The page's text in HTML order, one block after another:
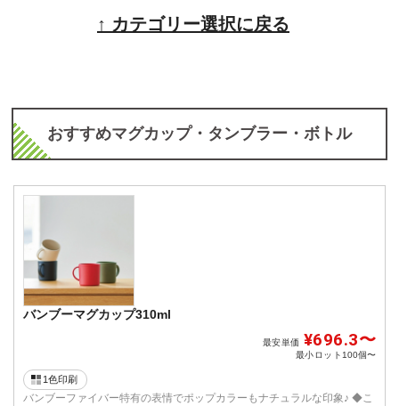
↑ カテゴリー選択に戻る
おすすめマグカップ・タンブラー・ボトル
バンブーマグカップ310ml
最安単価 ¥696.3〜
最小ロット100個〜
1色印刷
バンブーファイバー特有の表情でポップカラーもナチュラルな印象♪ ◆こ